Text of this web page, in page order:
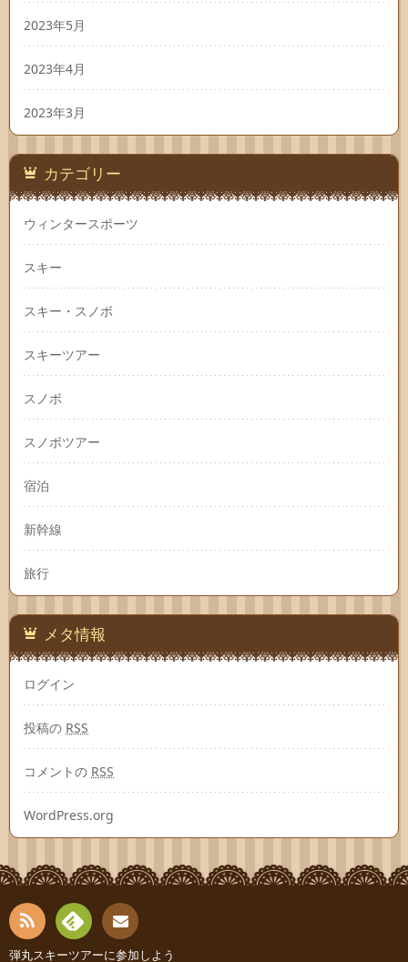
2023年5月
2023年4月
2023年3月
カテゴリー
ウィンタースポーツ
スキー
スキー・スノボ
スキーツアー
スノボ
スノボツアー
宿泊
新幹線
旅行
メタ情報
ログイン
投稿の RSS
コメントの RSS
WordPress.org
弾丸スキーツアーに参加しよう